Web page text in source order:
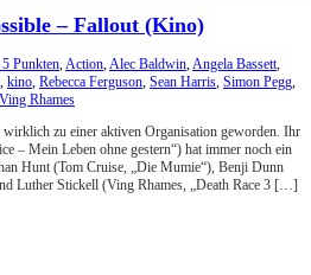
– Fallout (Kino)
Punkten,Action,Alec Baldwin,Angela Bassett,
, kino, Rebecca Ferguson, Sean Harris, Simon Pegg,
Ving Rhames
zu einer aktiven Organisation geworden. Ihr
– Mein Leben ohne gestern“) hat immer noch ein
Hunt (Tom Cruise, „Die Mumie“), Benji Dunn
Luther Stickell (Ving Rhames, „Death Race 3 […]